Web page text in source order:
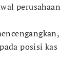
perusahaan
posisi kas